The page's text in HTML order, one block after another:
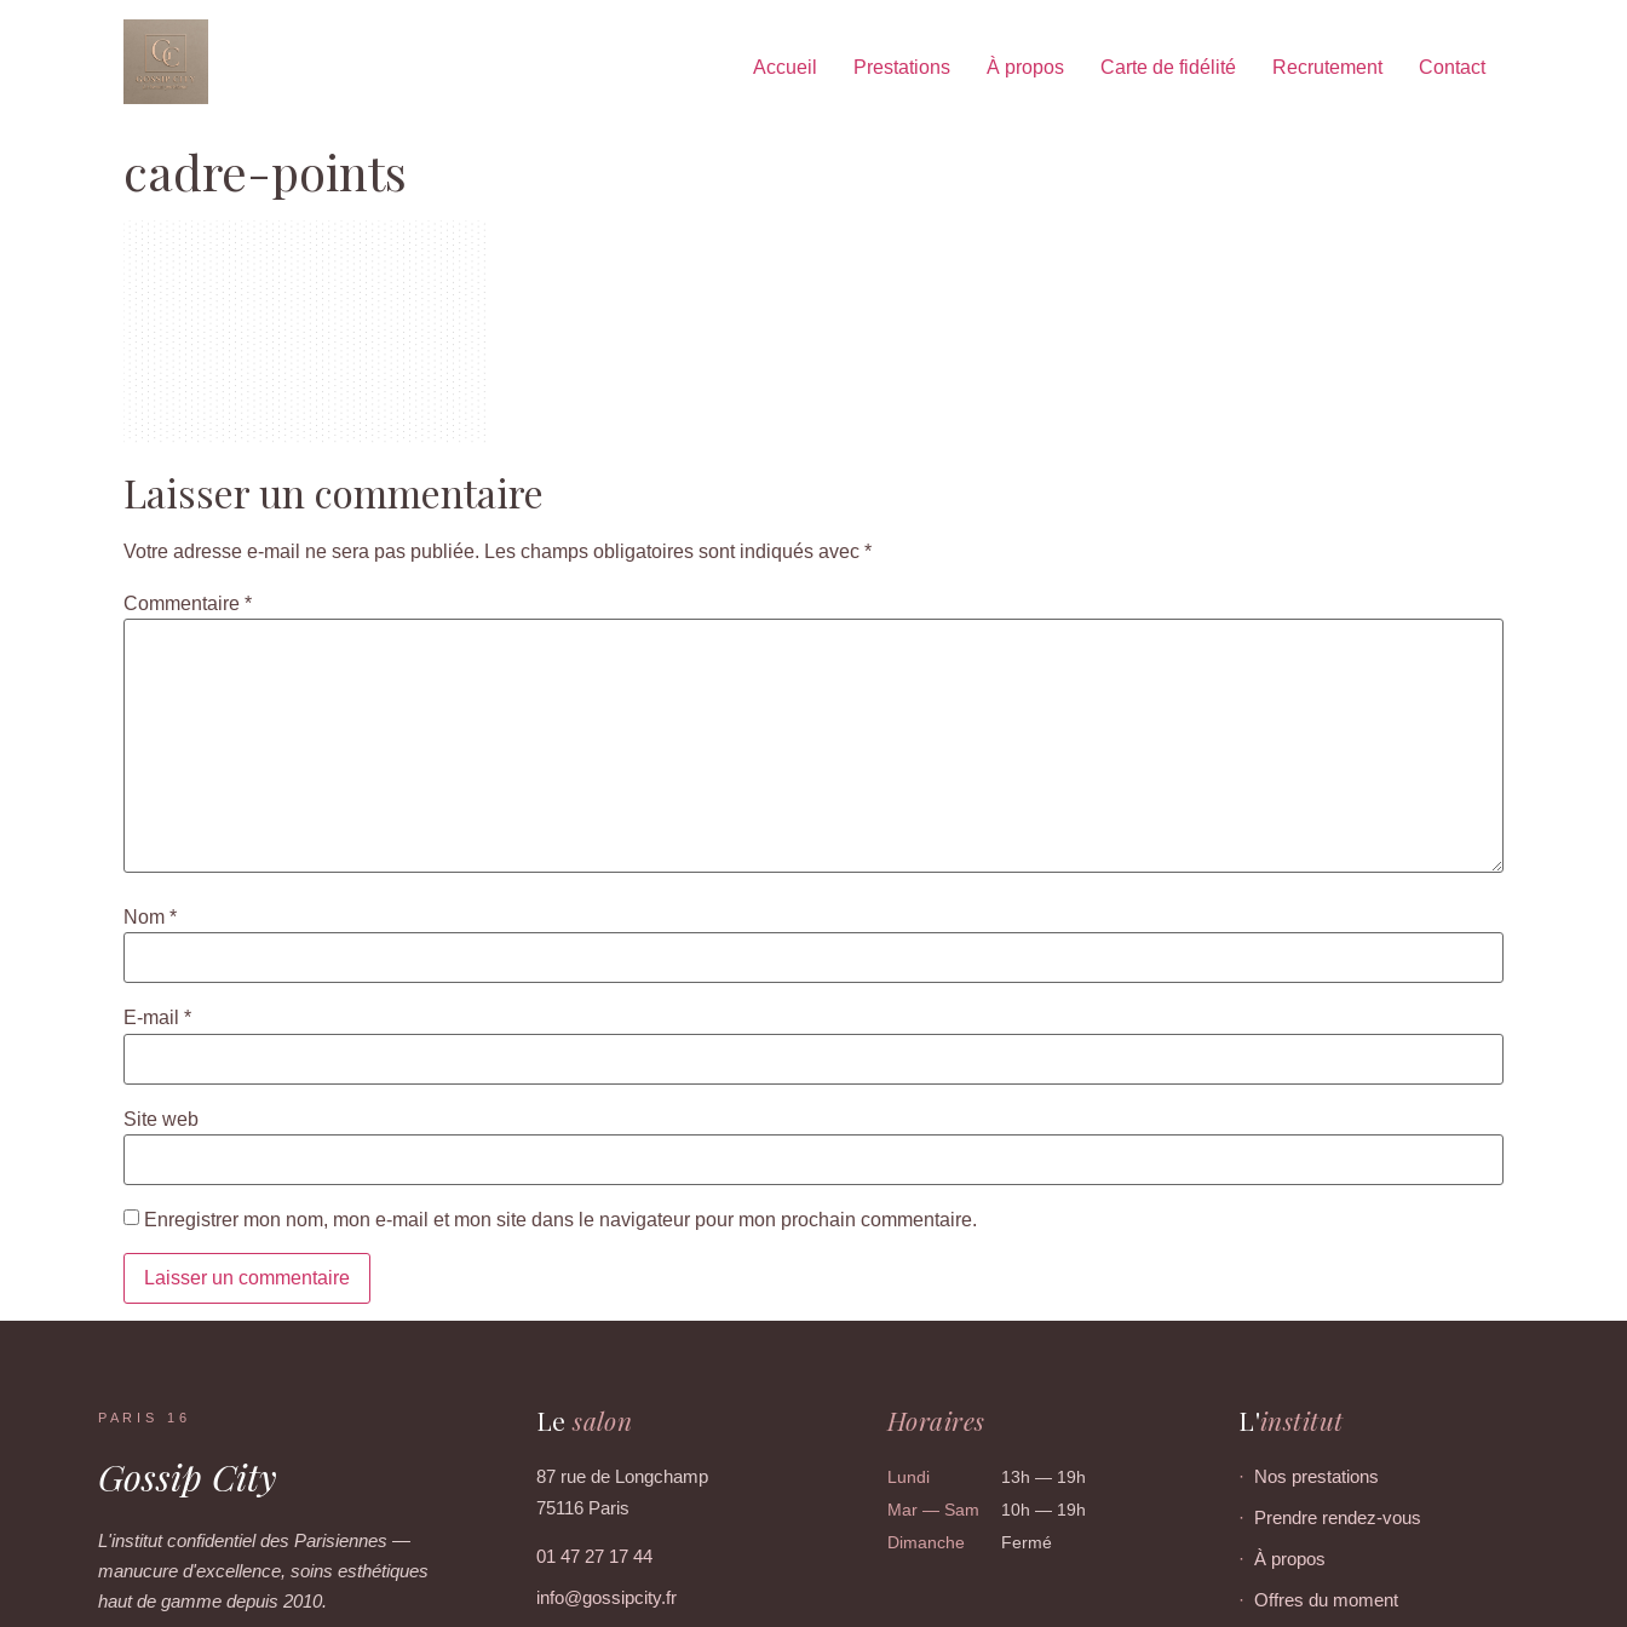
Accueil Prestations À propos Carte de fidélité Recrutement Contact
cadre-points
Laisser un commentaire
Votre adresse e-mail ne sera pas publiée. Les champs obligatoires sont indiqués avec *
Commentaire *
Nom *
E-mail *
Site web
Enregistrer mon nom, mon e-mail et mon site dans le navigateur pour mon prochain commentaire.
PARIS 16
Gossip City
L'institut confidentiel des Parisiennes —
manucure d'excellence, soins esthétiques
haut de gamme depuis 2010.
Lesalon
87 rue de Longchamp
75116 Paris
01 47 27 17 44
info@gossipcity.fr
Horaires
Lundi
13h — 19h
Mar — Sam
10h — 19h
Dimanche
Fermé
L'institut
Nos prestations
Prendre rendez-vous
À propos
Offres du moment